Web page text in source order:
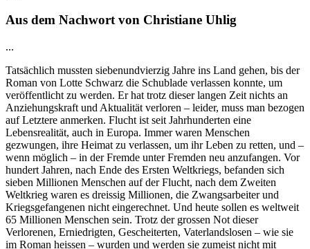
Aus dem Nachwort von Christiane Uhlig
...
Tatsächlich mussten siebenundvierzig Jahre ins Land gehen, bis der
Roman von Lotte Schwarz die Schublade verlassen konnte, um
veröffentlicht zu werden. Er hat trotz dieser langen Zeit nichts an
Anziehungskraft und Aktualität verloren – leider, muss man bezogen
auf Letztere anmerken. Flucht ist seit Jahrhunderten eine
Lebensrealität, auch in Europa. Immer waren Menschen
gezwungen, ihre Heimat zu verlassen, um ihr Leben zu retten, und –
wenn möglich – in der Fremde unter Fremden neu anzufangen. Vor
hundert Jahren, nach Ende des Ersten Weltkriegs, befanden sich
sieben Millionen Menschen auf der Flucht, nach dem Zweiten
Weltkrieg waren es dreissig Millionen, die Zwangsarbeiter und
Kriegsgefangenen nicht eingerechnet. Und heute sollen es weltweit
65 Millionen Menschen sein. Trotz der grossen Not dieser
Verlorenen, Erniedrigten, Gescheiterten, Vaterlandslosen – wie sie
im Roman heissen – wurden und werden sie zumeist nicht mit